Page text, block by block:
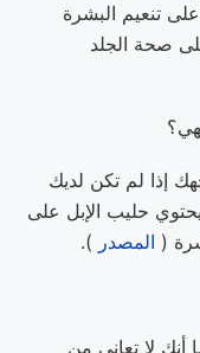
تنعيم البشرة
صحة الجلد
إذا لم تكن لديك
حليب الإبل على
( المصدر ).
أنك لا تعاني من